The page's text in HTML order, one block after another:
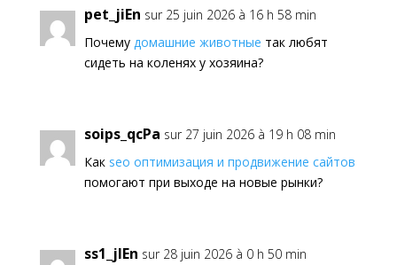
pet_jiEn sur 25 juin 2026 à 16 h 58 min
Почему домашние животные так любят
сидеть на коленях у хозяина?
soips_qcPa sur 27 juin 2026 à 19 h 08 min
Как seo оптимизация и продвижение сайтов
помогают при выходе на новые рынки?
ss1_jlEn sur 28 juin 2026 à 0 h 50 min